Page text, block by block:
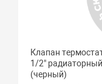
Клапан
1/2" радиаторный
(черный)